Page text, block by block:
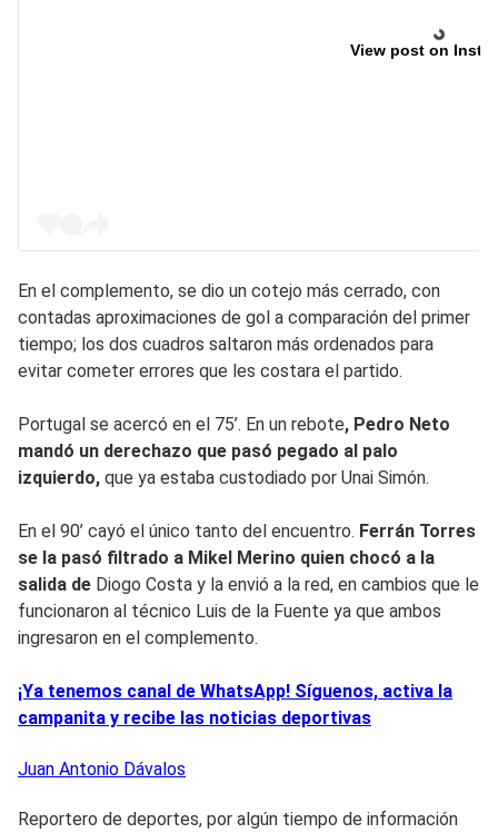
View post on
En el complemento, se dio un cotejo más cerrado, con
contadas aproximaciones de gol a comparación del primer
tiempo; los dos cuadros saltaron más ordenados para
evitar cometer errores que les costara el partido.
Portugal se acercó en el 75’. En un rebote, Pedro Neto
mandó un derechazo que pasó pegado al palo
izquierdo, que ya estaba custodiado por Unai Simón.
En el 90’ cayó el único tanto del encuentro. Ferrán Torres
se la pasó filtrado a Mikel Merino quien chocó a la
salida de Diogo Costa y la envió a la red, en cambios que le
funcionaron al técnico Luis de la Fuente ya que ambos
ingresaron en el complemento.
¡Ya tenemos canal de WhatsApp! Síguenos, activa la
campanita y recibe las noticias deportivas
Juan Antonio Dávalos
Reportero de deportes, por algún tiempo de información